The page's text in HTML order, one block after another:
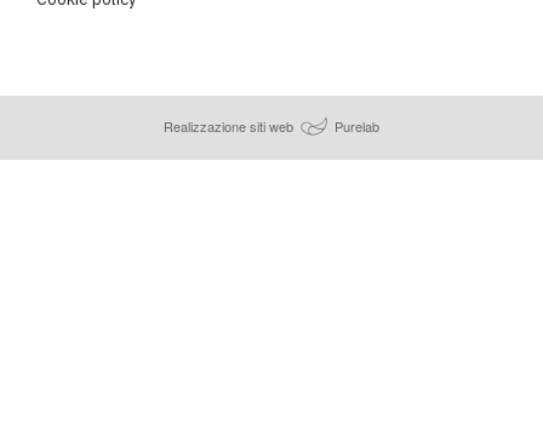
Realizzazione siti web Purelab